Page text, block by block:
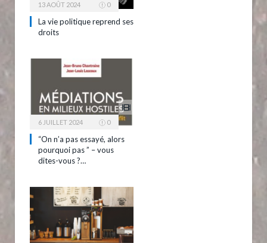
13 AOÛT 2024 0
La vie politique reprend ses
droits
6 JUILLET 2024 0
“On n’a pas essayé, alors
pourquoi pas ” – vous
dites-vous ?…